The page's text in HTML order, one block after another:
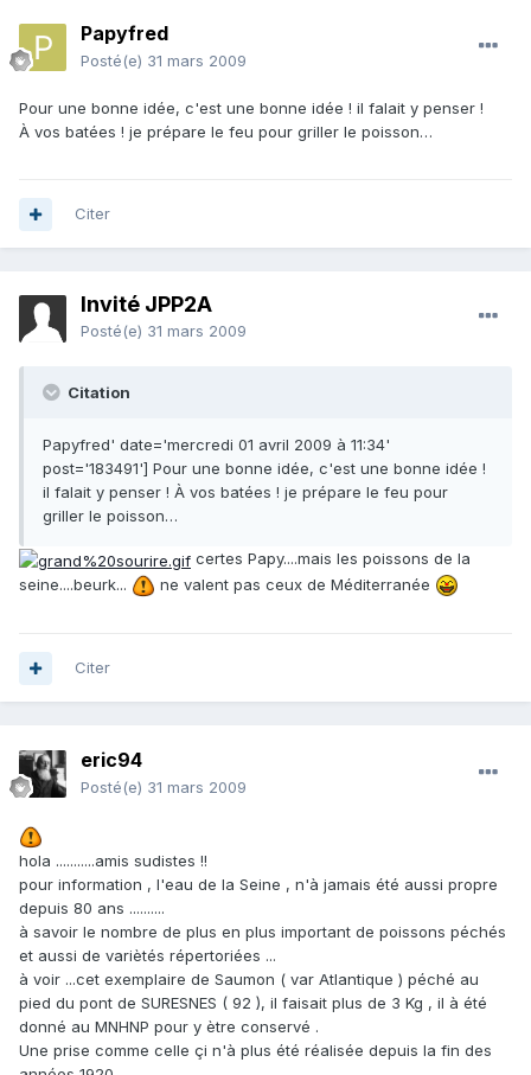
Papyfred
Posté(e) 31 mars 2009
Pour une bonne idée, c'est une bonne idée ! il falait y penser !
À vos batées ! je prépare le feu pour griller le poisson…
Citer
Invité JPP2A
Posté(e) 31 mars 2009
Citation
Papyfred' date='mercredi 01 avril 2009 à 11:34'
post='183491'] Pour une bonne idée, c'est une bonne idée !
il falait y penser ! À vos batées ! je prépare le feu pour
griller le poisson…
certes Papy....mais les poissons de la
seine....beurk...
ne valent pas ceux de Méditerranée
Citer
eric94
Posté(e) 31 mars 2009
hola ...........amis sudistes !!
pour information , l'eau de la Seine , n'à jamais été aussi propre
depuis 80 ans ..........
à savoir le nombre de plus en plus important de poissons péchés
et aussi de variètés répertoriées ...
à voir ...cet exemplaire de Saumon ( var Atlantique ) péché au
pied du pont de SURESNES ( 92 ), il faisait plus de 3 Kg , il à été
donné au MNHNP pour y ètre conservé .
Une prise comme celle çi n'à plus été réalisée depuis la fin des